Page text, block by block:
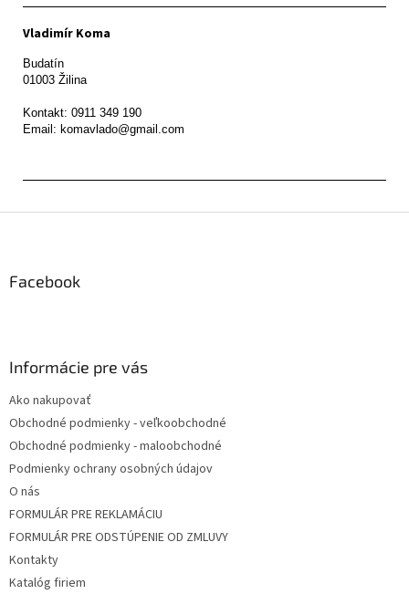
Vladimír Koma
Budatín
01003 Žilina
Kontakt: 0911 349 190
Facebook
Informácie pre vás
Ako nakupovať
Obchodné podmienky - veľkoobchodné
Obchodné podmienky - maloobchodné
Podmienky ochrany osobných údajov
O nás
FORMULÁR PRE REKLAMÁCIU
FORMULÁR PRE ODSTÚPENIE OD ZMLUVY
Kontakty
Katalóg firiem